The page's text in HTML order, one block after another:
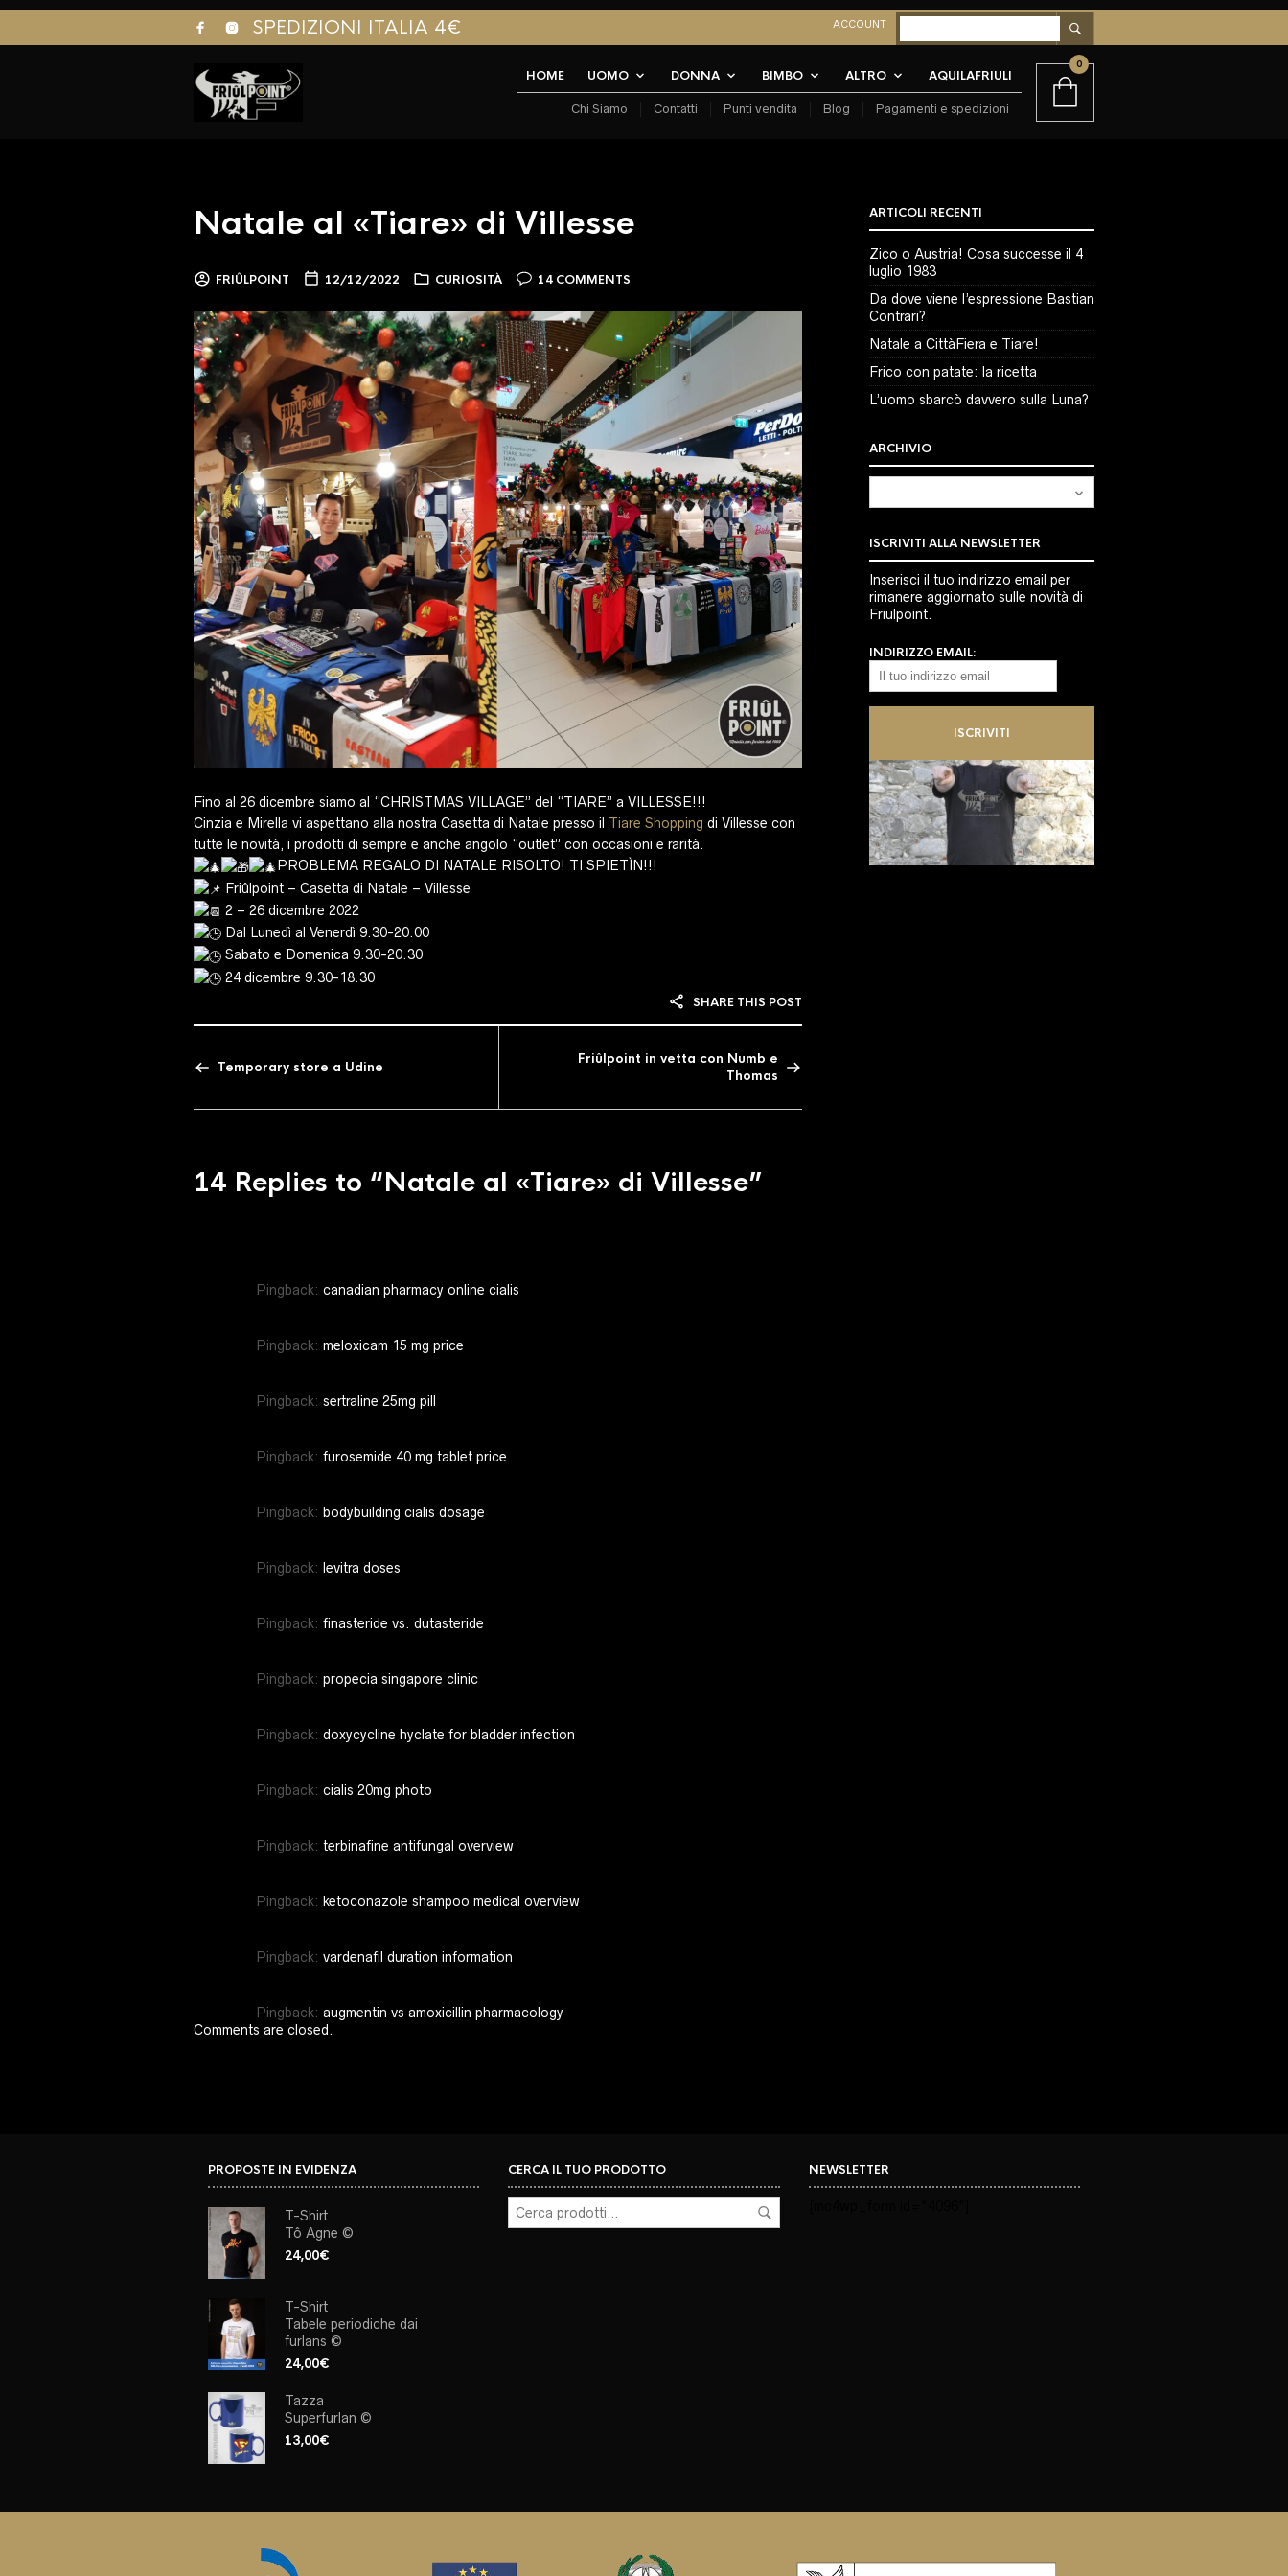
SPEDIZIONI ITALIA 4€ ACCOUNT
HOME UOMO DONNA BIMBO ALTRO AQUILAFRIULI
Chi Siamo Contatti Punti vendita Blog Pagamenti e spedizioni
0
Natale al «Tiare» di Villesse
FRIÛLPOINT 12/12/2022 CURIOSITÀ 14 COMMENTS
Fino al 26 dicembre siamo al “CHRISTMAS VILLAGE” del “TIARE” a VILLESSE!!!
Cinzia e Mirella vi aspettano alla nostra Casetta di Natale presso il Tiare Shopping di Villesse con
tutte le novità, i prodotti di sempre e anche angolo “outlet” con occasioni e rarità.
PROBLEMA REGALO DI NATALE RISOLTO! TI SPIETÌN!!!
Friûlpoint – Casetta di Natale – Villesse
2 – 26 dicembre 2022
Dal Lunedì al Venerdì 9.30-20.00
Sabato e Domenica 9.30-20.30
24 dicembre 9.30-18.30
SHARE THIS POST
Temporary store a Udine
Friûlpoint in vetta con Numb e
Thomas
14 Replies to “Natale al «Tiare» di Villesse”
Pingback: canadian pharmacy online cialis
Pingback: meloxicam 15 mg price
Pingback: sertraline 25mg pill
Pingback: furosemide 40 mg tablet price
Pingback: bodybuilding cialis dosage
Pingback: levitra doses
Pingback: finasteride vs. dutasteride
Pingback: propecia singapore clinic
Pingback: doxycycline hyclate for bladder infection
Pingback: cialis 20mg photo
Pingback: terbinafine antifungal overview
Pingback: ketoconazole shampoo medical overview
Pingback: vardenafil duration information
Pingback: augmentin vs amoxicillin pharmacology
Comments are closed.
ARTICOLI RECENTI
Zico o Austria! Cosa successe il 4
luglio 1983
Da dove viene l’espressione Bastian
Contrari?
Natale a CittàFiera e Tiare!
Frico con patate: la ricetta
L’uomo sbarcò davvero sulla Luna?
ARCHIVIO
ISCRIVITI ALLA NEWSLETTER
Inserisci il tuo indirizzo email per
rimanere aggiornato sulle novità di
Friulpoint.
INDIRIZZO EMAIL:
PROPOSTE IN EVIDENZA
T-Shirt
Tô Agne ©
24,00€
T-Shirt
Tabele periodiche dai
furlans ©
24,00€
Tazza
Superfurlan ©
13,00€
CERCA IL TUO PRODOTTO NEWSLETTER